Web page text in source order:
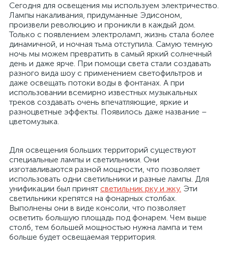
Сегодня для освещения мы используем электричество.
Лампы накаливания, придуманные Эдисоном,
произвели революцию и проникли в каждый дом.
Только с появлением электроламп, жизнь стала более
динамичной, и ночная тьма отступила. Самую темную
ночь мы можем превратить в самый яркий солнечный
день и даже ярче. При помощи света стали создавать
разного вида шоу с применением светофильтров и
даже освещать потоки воды в фонтанах. А при
использовании всемирно известных музыкальных
треков создавать очень впечатляющие, яркие и
разноцветные эффекты. Появилось даже название –
цветомузыка.
Для освещения больших территорий существуют
специальные лампы и светильники. Они
изготавливаются разной мощности, что позволяет
использовать одни светильники и разные лампы. Для
унификации был принят светильник рку и жку. Эти
светильники крепятся на фонарных столбах.
Выполнены они в виде консоли, что позволяет
осветить большую площадь под фонарем. Чем выше
столб, тем большей мощностью нужна лампа и тем
больше будет освещаемая территория.